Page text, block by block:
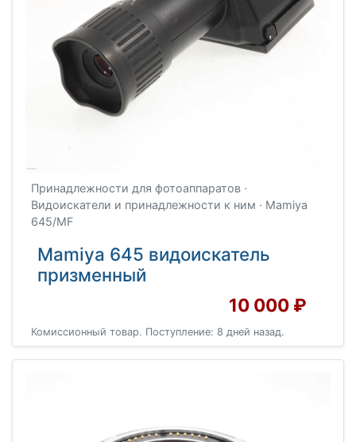
Принадлежности для фотоаппаратов ·
Видоискатели и принадлежности к ним · Mamiya
645/MF
Mamiya 645 видоискатель
призменный
10 000 ₽
Комиссионный товар. Поступление: 8 дней назад.